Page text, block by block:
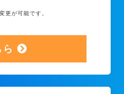
更が可能です。